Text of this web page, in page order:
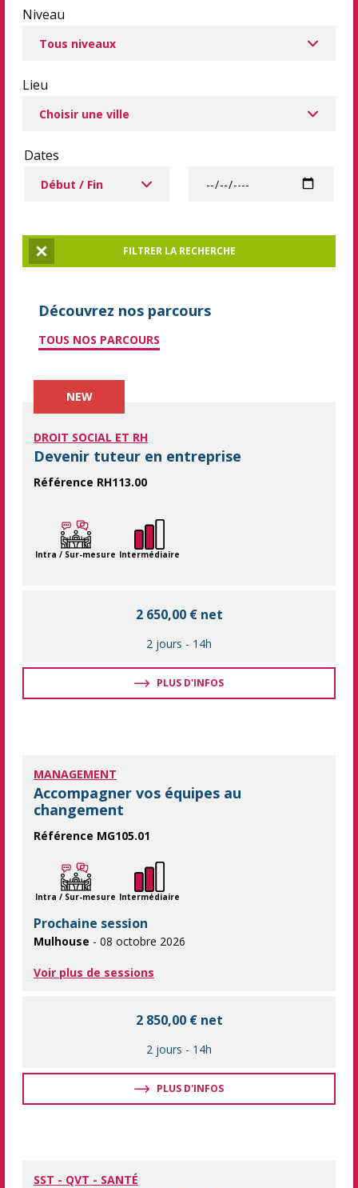
Niveau
Lieu
Dates
Dates à partir de
Réinitialiser la rechercheFILTRER LA RECHERCHE
Découvrez nos parcours
TOUS NOS PARCOURS
NEW
DROIT SOCIAL ET RH
Devenir tuteur en entreprise
Référence RH113.00
Intra / Sur-mesure Intermédiaire
2 650,00 € net
2 jours - 14h
PLUS D'INFOS
MANAGEMENT
Accompagner vos équipes au
changement
Référence MG105.01
Développez votre agilité pour mieux accompagner les
Intra / Sur-mesure Intermédiaire
Prochaine session
Mulhouse - 08 octobre 2026
Voir plus de sessions
2 850,00 € net
2 jours - 14h
PLUS D'INFOS
SST - QVT - SANTÉ